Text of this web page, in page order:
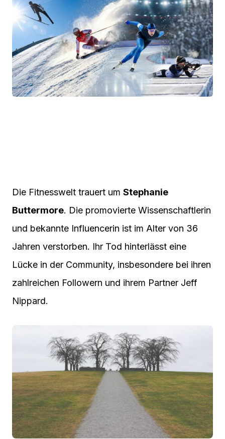
Die Fitnesswelt trauert um Stephanie
Buttermore. Die promovierte Wissenschaftlerin
und bekannte Influencerin ist im Alter von 36
Jahren verstorben. Ihr Tod hinterlässt eine
Lücke in der Community, insbesondere bei ihren
zahlreichen Followern und ihrem Partner Jeff
Nippard.